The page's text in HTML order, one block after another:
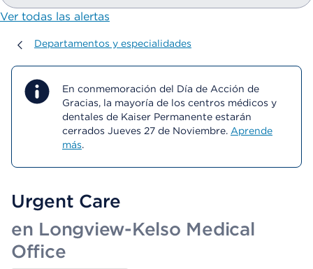
Ver todas las alertas
Departamentos y especialidades
Departamentos y especialidades
En conmemoración del Día de Acción de
Gracias, la mayoría de los centros médicos y
dentales de Kaiser Permanente estarán
cerrados Jueves 27 de Noviembre. Aprende
más.
Urgent Care
en Longview-Kelso Medical
Office